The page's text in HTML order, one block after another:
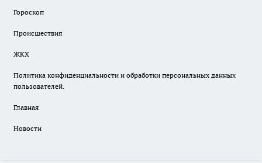
Гороскоп
Происшествия
ЖКХ
Политика конфиденциальности и обработки персональных данных
пользователей.
Главная
Новости